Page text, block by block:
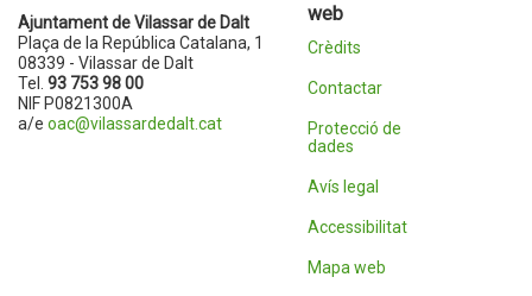
Ajuntament de Vilassar de Dalt
Plaça de la República Catalana, 1
08339 - Vilassar de Dalt
Tel. 93 753 98 00
NIF P0821300A
a/e oac@vilassardedalt.cat
web
Crèdits
Contactar
Protecció de
dades
Avís legal
Accessibilitat
Mapa web